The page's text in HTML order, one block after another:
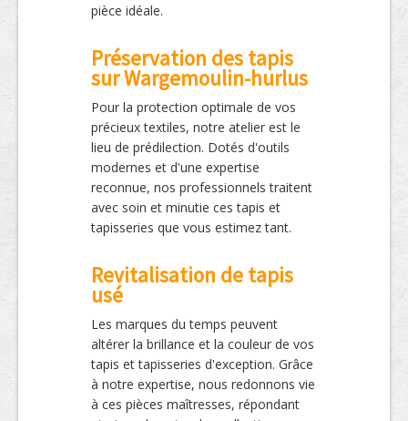
pièce idéale.
Préservation des tapis
sur Wargemoulin-hurlus
Pour la protection optimale de vos
précieux textiles, notre atelier est le
lieu de prédilection. Dotés d'outils
modernes et d'une expertise
reconnue, nos professionnels traitent
avec soin et minutie ces tapis et
tapisseries que vous estimez tant.
Revitalisation de tapis
usé
Les marques du temps peuvent
altérer la brillance et la couleur de vos
tapis et tapisseries d'exception. Grâce
à notre expertise, nous redonnons vie
à ces pièces maîtresses, répondant